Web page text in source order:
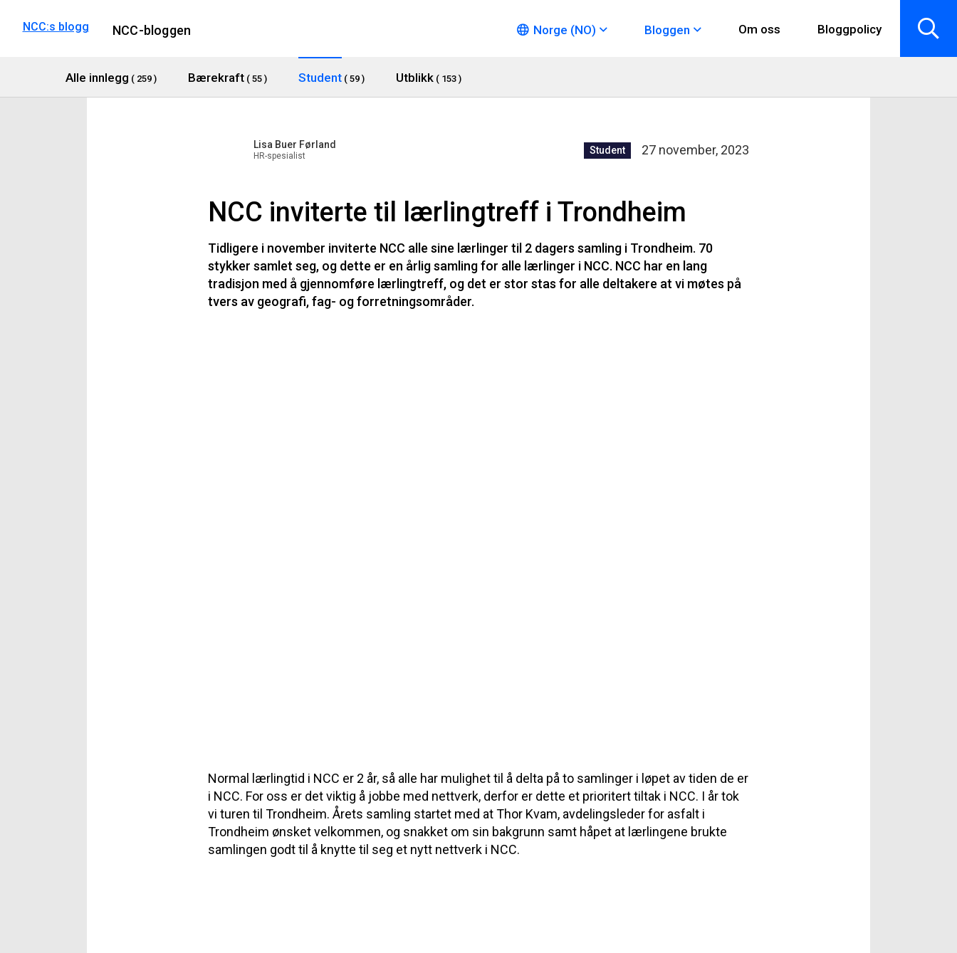
NCC:s blogg NCC-bloggen Norge (NO) Bloggen Om oss Bloggpolicy
Alle innlegg ( 259 ) Bærekraft ( 55 ) Student ( 59 ) Utblikk ( 153 )
Lisa Buer Førland
HR-spesialist
Student 27 november, 2023
NCC inviterte til lærlingtreff i Trondheim
Tidligere i november inviterte NCC alle sine lærlinger til 2 dagers samling i Trondheim. 70
stykker samlet seg, og dette er en årlig samling for alle lærlinger i NCC. NCC har en lang
tradisjon med å gjennomføre lærlingtreff, og det er stor stas for alle deltakere at vi møtes på
tvers av geografi, fag- og forretningsområder.
Normal lærlingtid i NCC er 2 år, så alle har mulighet til å delta på to samlinger i løpet av tiden de er
i NCC. For oss er det viktig å jobbe med nettverk, derfor er dette et prioritert tiltak i NCC. I år tok
vi turen til Trondheim. Årets samling startet med at Thor Kvam, avdelingsleder for asfalt i
Trondheim ønsket velkommen, og snakket om sin bakgrunn samt håpet at lærlingene brukte
samlingen godt til å knytte til seg et nytt nettverk i NCC.